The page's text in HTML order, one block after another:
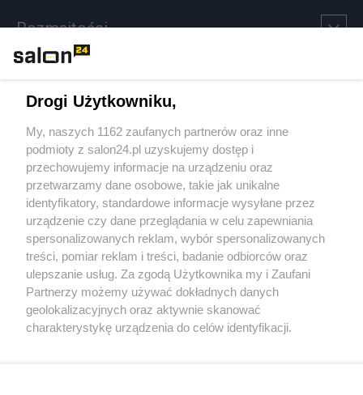
Rozmaitości
Sport
Społeczeństwo
Kultura
X Facebook Instagram Youtube
Drogi Użytkowniku,
My, naszych 1162 zaufanych partnerów oraz inne
podmioty z salon24.pl uzyskujemy dostęp i
przechowujemy informacje na urządzeniu oraz
przetwarzamy dane osobowe, takie jak unikalne
identyfikatory, standardowe informacje wysyłane przez
urządzenie czy dane przeglądania w celu zapewniania
spersonalizowanych reklam, wybór spersonalizowanych
treści, pomiar reklam i treści, badanie odbiorców oraz
ulepszanie usług. Za zgodą Użytkownika my i Zaufani
Partnerzy możemy używać dokładnych danych
geolokalizacyjnych oraz aktywnie skanować
charakterystykę urządzenia do celów identyfikacji.